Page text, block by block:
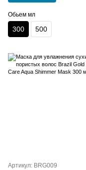
Обьем мл
300 500
Артикул: BRG009